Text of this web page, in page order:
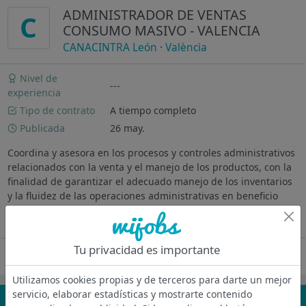
C
ADMINISTRADOR DE VENTAS
CONSUMO MASIVO - VALENCIA
CANACINTRA León ·València
Nivel de
experiencia
---
Tipo de contrato
A tiempo completo
Publicada
26 may.
Coordina y asesora en los procesos y controles administrativos
relacionados con la venta y el manejo de los productos, con la
finalidad de garantizar el adecuado manejo de los inventarios
y la fluidez de las operaciones administrativas en beneficio
de...
Oferta desactivada
Tu privacidad es importante
Utilizamos cookies propias y de terceros para darte un mejor
servicio, elaborar estadísticas y mostrarte contenido